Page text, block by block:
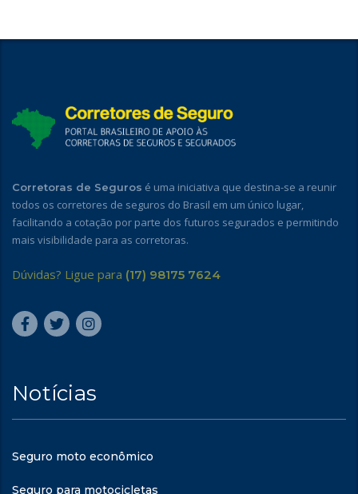
Corretoras de Seguros é uma iniciativa que destina-se a reunir
todos os corretores de seguros do Brasil em um único lugar,
facilitando a cotação por parte dos futuros segurados e permitindo
mais visibilidade para as corretoras.
Dúvidas? Ligue para (17) 98175 7624
Notícias
Seguro moto econômico
Seguro para motocicletas